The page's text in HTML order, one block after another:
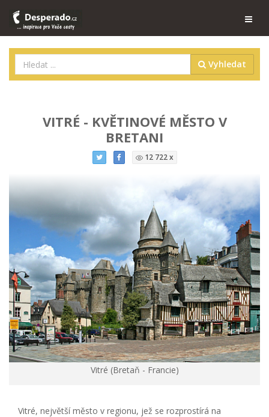
Vyhledat
VITRÉ - KVĚTINOVÉ MĚSTO V
BRETANI
12 722 x
Vitré (Bretaň - Francie)
Vitré, největší město v regionu, jež se rozprostírá na